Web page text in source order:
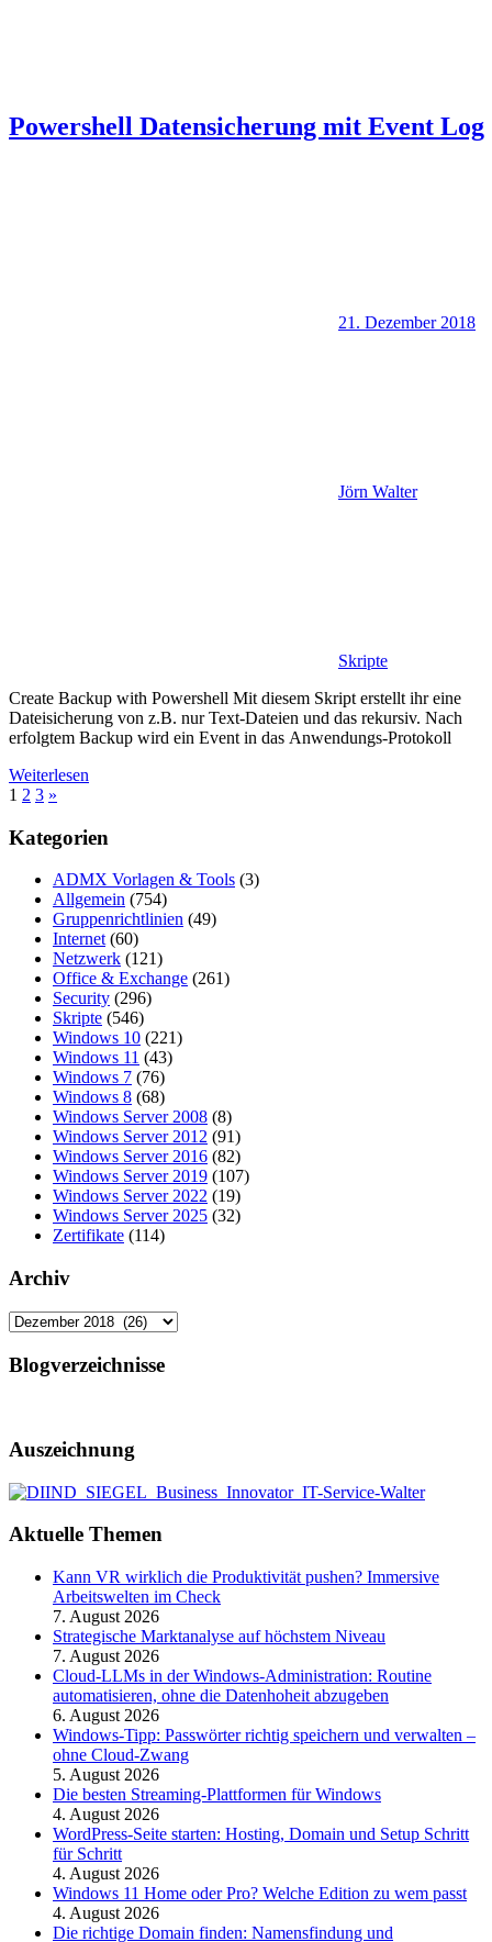
Powershell Datensicherung mit Event Log
21. Dezember 2018
Jörn Walter
Skripte
Create Backup with Powershell Mit diesem Skript erstellt ihr eine
Dateisicherung von z.B. nur Text-Dateien und das rekursiv. Nach
erfolgtem Backup wird ein Event in das Anwendungs-Protokoll
Weiterlesen
Seitennummerierung
der
Beiträge
1 2 3 Nächste
»
Kategorien
ADMX Vorlagen & Tools (3)
Allgemein (754)
Gruppenrichtlinien (49)
Internet(60)
Netzwerk (121)
Office & Exchange (261)
Security (296)
Skripte (546)
Windows 10 (221)
Windows 11 (43)
Windows 7 (76)
Windows 8 (68)
Windows Server 2008 (8)
Windows Server 2012 (91)
Windows Server 2016 (82)
Windows Server 2019 (107)
Windows Server 2022 (19)
Windows Server 2025 (32)
Zertifikate (114)
Archiv
Archiv
Blogverzeichnisse
Auszeichnung
Aktuelle Themen
Kann VR wirklich die Produktivität pushen? Immersive
Arbeitswelten im Check
7. August 2026
Strategische Marktanalyse auf höchstem Niveau
7. August 2026
Cloud-LLMs in der Windows-Administration: Routine
automatisieren, ohne die Datenhoheit abzugeben
6. August 2026
Windows-Tipp: Passwörter richtig speichern und verwalten –
ohne Cloud-Zwang
5. August 2026
Die besten Streaming-Plattformen für Windows
4. August 2026
WordPress-Seite starten: Hosting, Domain und Setup Schritt
für Schritt
4. August 2026
Windows 11 Home oder Pro? Welche Edition zu wem passt
4. August 2026
Die richtige Domain finden: Namensfindung und